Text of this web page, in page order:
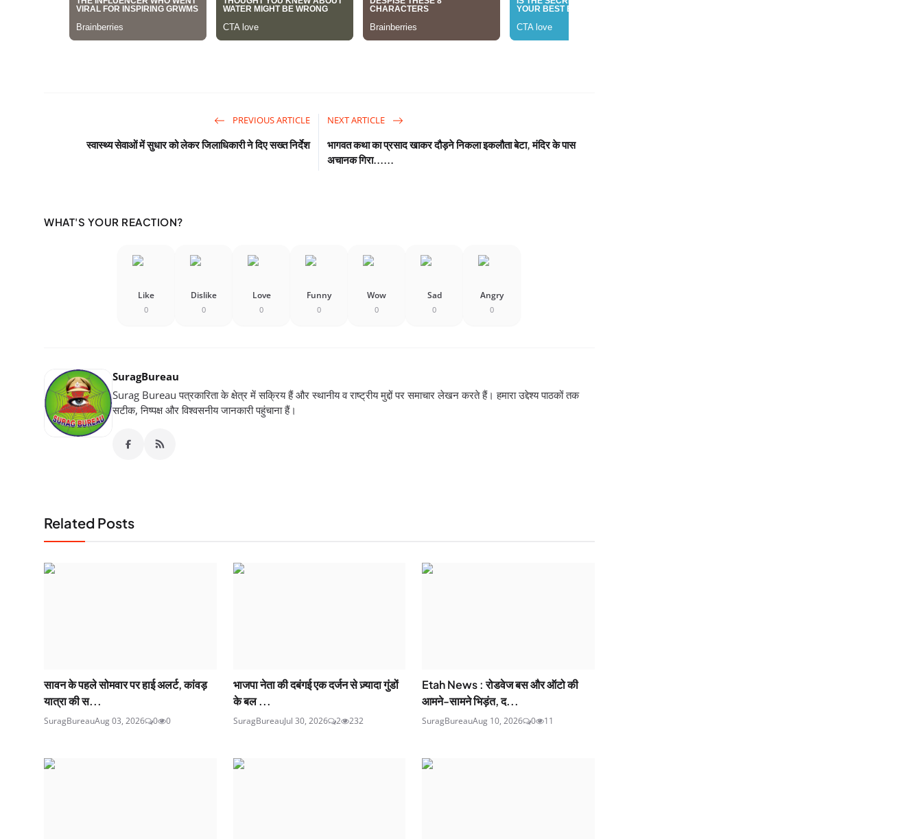
PREVIOUS ARTICLE
स्वास्थ्य सेवाओं में सुधार को लेकर जिलाधिकारी ने दिए सख्त निर्देश
NEXT ARTICLE
भागवत कथा का प्रसाद खाकर दौड़ने निकला इकलौता बेटा, मंदिर के पास
अचानक गिरा......
WHAT'S YOUR REACTION?
Like
0
Dislike
0
Love
0
Funny
0
Wow
0
Sad
0
Angry
0
SuragBureau
Surag Bureau पत्रकारिता के क्षेत्र में सक्रिय हैं और स्थानीय व राष्ट्रीय मुद्दों पर समाचार लेखन करते हैं। हमारा उद्देश्य पाठकों तक
सटीक, निष्पक्ष और विश्वसनीय जानकारी पहुंचाना हैं।
Related Posts
सावन के पहले सोमवार पर हाई अलर्ट, कांवड़
यात्रा की स...
SuragBureauAug 03, 2026 0 0
भाजपा नेता की दबंगई एक दर्जन से ज़्यादा गुंडों
के बल ...
SuragBureauJul 30, 2026 2 232
Etah News : रोडवेज बस और ऑटो की
आमने-सामने भिड़ंत, द...
SuragBureauAug 10, 2026 0 11